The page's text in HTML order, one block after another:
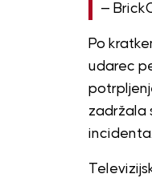
—
Po
udarec
zadržala
incidenta.